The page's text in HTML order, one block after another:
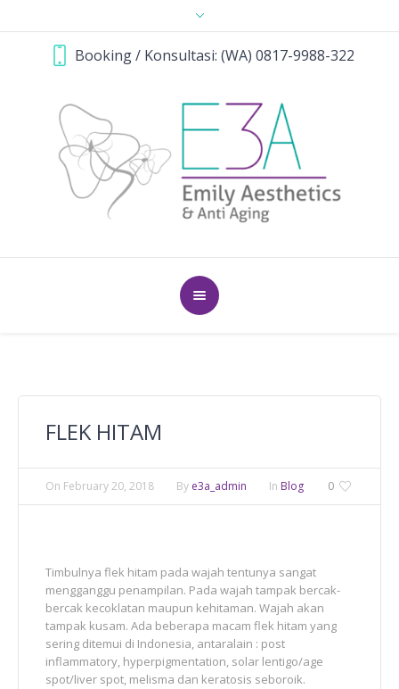
Booking / Konsultasi: (WA) 0817-9988-322
FLEK HITAM
0
On February 20, 2018 By e3a_admin In Blog
Timbulnya flek hitam pada wajah tentunya sangat
mengganggu penampilan. Pada wajah tampak bercak-
bercak kecoklatan maupun kehitaman. Wajah akan
tampak kusam. Ada beberapa macam flek hitam yang
sering ditemui di Indonesia, antaralain : post
inflammatory, hyperpigmentation, solar lentigo/age
spot/liver spot, melisma dan keratosis seboroik.